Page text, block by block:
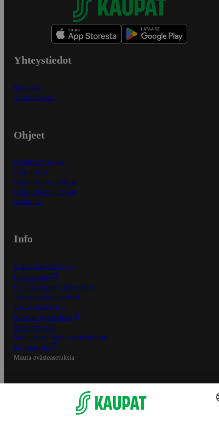
Yhteystiedot
Myymälät
Asiakaspalvelu
Ohjeet
Ensitilaajan ohjeet
Näin maksat
Näin tilaat ja muokkaat
Kaikki ohjeet ja vinkit
In English
Info
S-Business yrityksille
Oiva-raportit
Osuuskauppojen yhteystiedot
Tilaus- ja toimitusehdot
Tietosuojakäytäntö
Palvelun käyttöehdot
Saavutettavuus
Mobiilisovelluksen saavutettavuus
Mainostajalle
Muuta evästeasetuksia
S-ryhmän palvelut